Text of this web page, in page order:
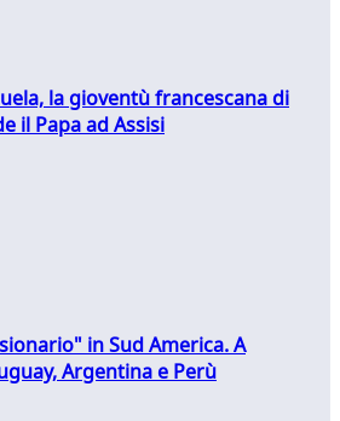
la gioventù francescana di
il Papa ad Assisi
in Sud America. A
Argentina e Perù